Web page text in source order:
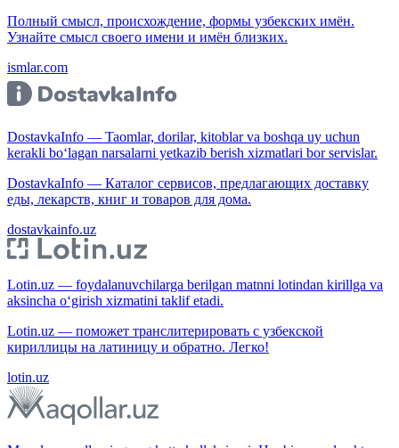
Полный смысл, происхождение, формы узбекских имён.
Узнайте смысл своего имени и имён близких.
ismlar.com
DostavkaInfo — Taomlar, dorilar, kitoblar va boshqa uy uchun
kerakli bo‘lagan narsalarni yetkazib berish xizmatlari bor servislar.
DostavkaInfo — Каталог сервисов, предлагающих доставку
еды, лекарств, книг и товаров для дома.
dostavkainfo.uz
Lotin.uz — foydalanuvchilarga berilgan matnni lotindan kirillga va
aksincha o‘girish xizmatini taklif etadi.
Lotin.uz — поможет транслитерировать с узбекской
кириллицы на латиницу и обратно. Легко!
lotin.uz